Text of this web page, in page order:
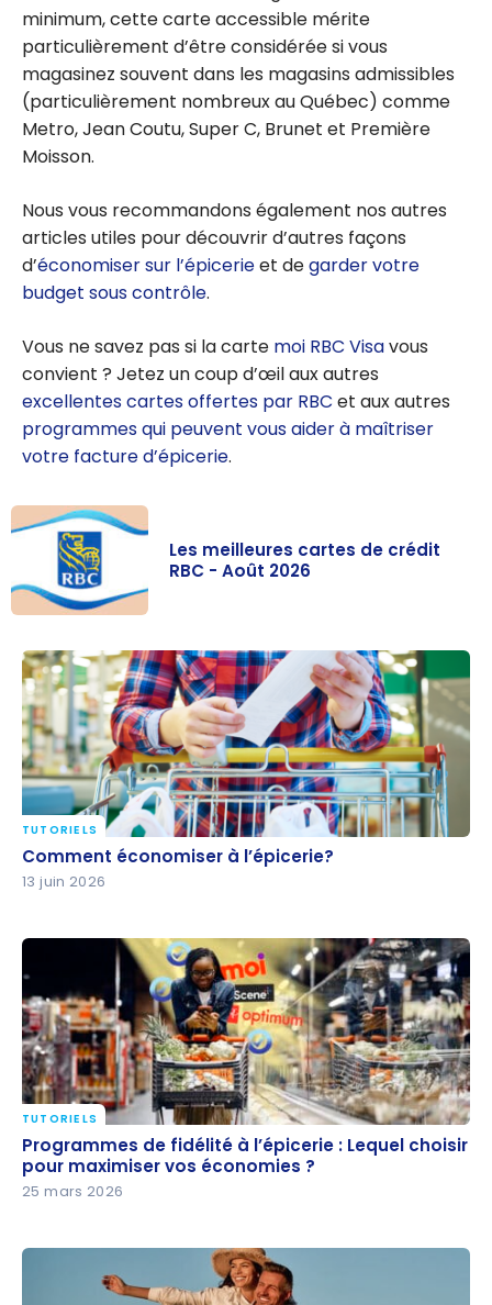
minimum, cette carte accessible mérite
particulièrement d’être considérée si vous
magasinez souvent dans les magasins admissibles
(particulièrement nombreux au Québec) comme
Metro, Jean Coutu, Super C, Brunet et Première
Moisson.
Nous vous recommandons également nos autres
articles utiles pour découvrir d’autres façons
d’économiser sur l’épicerieet degarder votre
budget sous contrôle.
Vous ne savez pas si la carte moi RBC Visavous
convient ? Jetez un coup d’œil aux autres
excellentes cartes offertes par RBC et aux autres
programmes qui peuvent vous aider à maîtriser
votre facture d’épicerie.
cartes de
crédit RBC -
Août 2026
Les meilleures cartes de crédit
RBC - Août 2026
Comment économiser à l’épicerie?
TUTORIELS
Comment économiser à l’épicerie?
13 juin 2026
Programmes de fidélité à l’épicerie : Lequel choisir
pour maximiser vos économies ?
TUTORIELS
Programmes de fidélité à l’épicerie : Lequel choisir
pour maximiser vos économies ?
25 mars 2026